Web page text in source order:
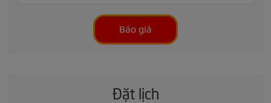
Báo giá
Đặt lịch